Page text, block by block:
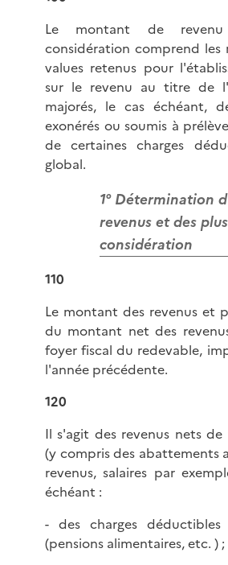
Le montant de
considération comprend les
values retenus pour
sur le revenu au titre de
majorés, le cas échéant,
exonérés ou soumis à
de certaines charges
global.
1° Détermination
revenus et des
considération
110
Le montant des revenus et
du montant net des
foyer fiscal du redevable,
l'année précédente.
120
Il s'agit des revenus nets de
(y compris des abattements
revenus, salaires par
échéant :
- des charges
(pensions alimentaires, etc. ) ;